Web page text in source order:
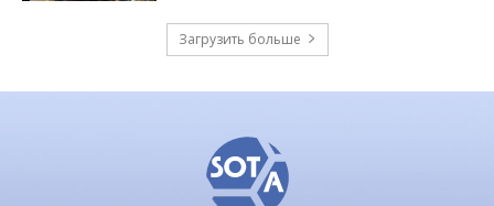
Загрузить больше